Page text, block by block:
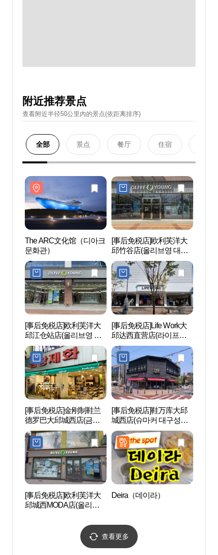
附近推荐景点
查看附近半径50公里內的景点(依距离排序)
全部 景点 餐厅 住宿
The ARC文化馆（디아크
문화관）
[事后免税店]欧利芙洋大
邱竹谷店(올리브영 대구
죽곡점)
[事后免税店]欧利芙洋大
邱江仓站店(올리브영 대
구강창역점)
[事后免税店]Life Work大
邱达西直营店(라이프워
크 대구달서직영점)
[事后免税店]金刚制鞋兰
德罗巴大邱城西店(금강
제화 랜드로바 대구성서
점)
[事后免税店]鞋万库大邱
城西店(슈마커 대구성서
점)
[事后免税店]欧利芙洋大
邱城西MODA店(올리브
Deira（데이라）
查看更多